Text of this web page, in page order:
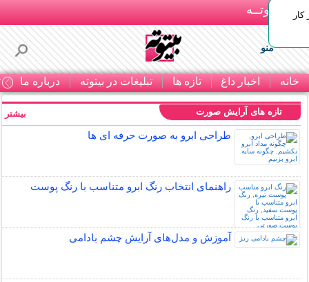
بـیتوتــه
منو
خانه اخبار داغ تازه ها تبلیغات در بیتوته درباره ما
تازه های آرایش صورت
طراحی ابرو به صورت حرفه ای ها
راهنمای انتخاب رنگ ابرو متناسب با رنگ پوست
آموزش و مدل‌های آرایش چشم بادامی
بیشتر